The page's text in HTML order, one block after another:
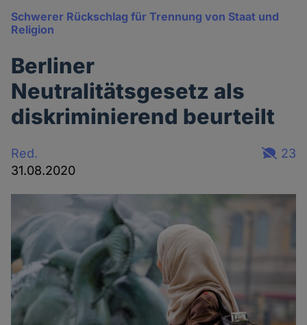
Schwerer Rückschlag für Trennung von Staat und
Religion
Berliner
Neutralitätsgesetz als
diskriminierend beurteilt
Red.
31.08.2020
23